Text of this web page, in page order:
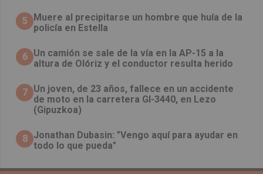
5
Muere al precipitarse un hombre que huía de la
policía en Estella
6 Un camión se sale de la vía en la AP-15 a la
altura de Olóriz y el conductor resulta herido
7 Un joven, de 23 años, fallece en un accidente
de moto en la carretera GI-3440, en Lezo
(Gipuzkoa)
8 Jonathan Dubasin: "Vengo aquí para ayudar en
todo lo que pueda"